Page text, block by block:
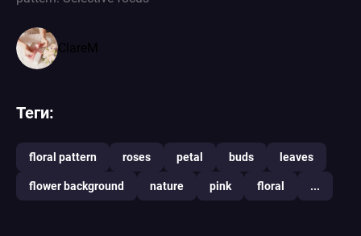
ClareM
Теги:
floral pattern roses petal buds leaves
flower background nature pink floral ...